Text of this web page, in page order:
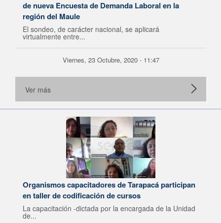
de nueva Encuesta de Demanda Laboral en la
región del Maule
El sondeo, de carácter nacional, se aplicará
virtualmente entre...
Viernes, 23 Octubre, 2020 - 11:47
Ver más
Organismos capacitadores de Tarapacá participan
en taller de codificación de cursos
La capacitación -dictada por la encargada de la Unidad
de...